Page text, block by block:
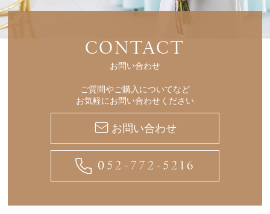
CONTACT
お問い合わせ
ご質問やご購入についてなど
お気軽にお問い合わせください
お問い合わせ
052-772-5216